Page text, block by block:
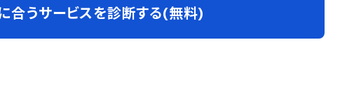
合うサービスを診断する(無料)